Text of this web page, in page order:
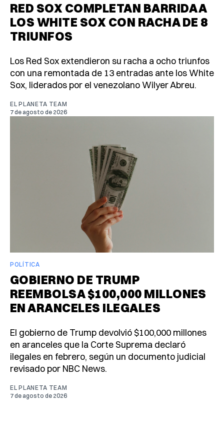
RED SOX COMPLETAN BARRIDA A
LOS WHITE SOX CON RACHA DE 8
TRIUNFOS
Los Red Sox extendieron su racha a ocho triunfos
con una remontada de 13 entradas ante los White
Sox, liderados por el venezolano Wilyer Abreu.
EL PLANETA TEAM
7 de agosto de 2026
POLÍTICA
GOBIERNO DE TRUMP
REEMBOLSA $100,000 MILLONES
EN ARANCELES ILEGALES
El gobierno de Trump devolvió $100,000 millones
en aranceles que la Corte Suprema declaró
ilegales en febrero, según un documento judicial
revisado por NBC News.
EL PLANETA TEAM
7 de agosto de 2026